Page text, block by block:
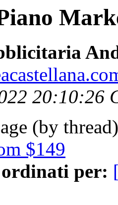
20:10:26
(by
$149
ordinati per: